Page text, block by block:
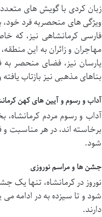
زبان کردی با گویش های
ویژگی های منحصربه فرد
مهاجران و زائران به این
یارسان نیز، فضای منحصر به
بناهای مذهبی نیز بازتاب
آداب و رسوم و آیین های کهن
آداب و رسوم مردم
برخاسته اند، در هر مناسبت
شود.
جشن ها و مراسم نوروزی
نوروز در کرمانشاه، تنها یک
شود و تا سیزده به در ادامه
دارند.